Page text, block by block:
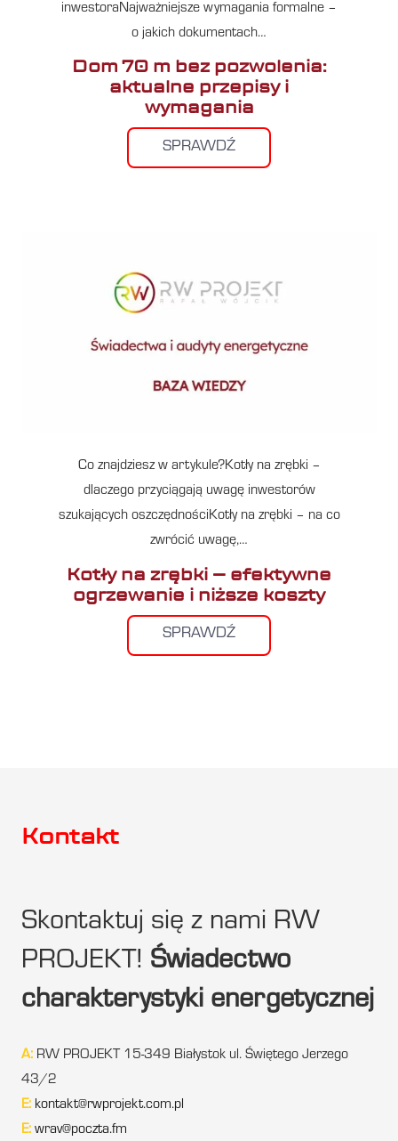
inwestoraNajważniejsze wymagania formalne –
o jakich dokumentach…
Dom 70 m bez pozwolenia:
aktualne przepisy i
wymagania
SPRAWDŹ
Co znajdziesz w artykule?Kotły na zrębki –
dlaczego przyciągają uwagę inwestorów
szukających oszczędnościKotły na zrębki – na co
zwrócić uwagę,…
Kotły na zrębki – efektywne
ogrzewanie i niższe koszty
SPRAWDŹ
Kontakt
Skontaktuj się z nami RW
PROJEKT! Świadectwo
charakterystyki energetycznej
A: RW PROJEKT 15-349 Białystok ul. Świętego Jerzego
43/2
E: kontakt@rwprojekt.com.pl
E: wrav@poczta.fm